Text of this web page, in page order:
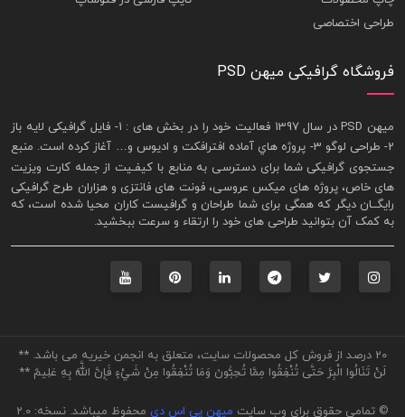
طراحی اختصاصی
فروشگاه گرافیکی میهن PSD
ميهن PSD در سال 1397 فعاليت خود را در بخش های : 1-
فايل گرافيکی لايه باز
2- طراحی لوگو 3- پروژه هاي آماده افترافکت و اديوس و… آغاز کرده است. منبع
جستجوی گرافيکی شما برای دسترسی به منابع با کيفـيت از جملهکارت ويزيت
های خاص، پروژه های ميکس عروسی، فونت های فانتزی و هزاران طرح گرافیکی
رايگــان ديگر که همگی برای شما طراحان و گرافيست کاران محيا شده است، که
به کمک آن بتوانيد طراحی های خود را ارتقاء و سرعت ببخشيد.
20 درصد از فروش کل محصولات سایت، متعلق به انجمن خیریه می باشد. **
لَنْ تَنَالُوا الْبِرَّ حَتَّى تُنْفِقُوا مِمَّا تُحِبُّونَ وَمَا تُنْفِقُوا مِنْ شَيْءٍ فَإِنَّ اللَّهَ بِهِ عَلِيمٌ **
© تمامی حقوق برای وب سایت میهن پی اس دی محفوظ میباشد. نسخه: 2.0